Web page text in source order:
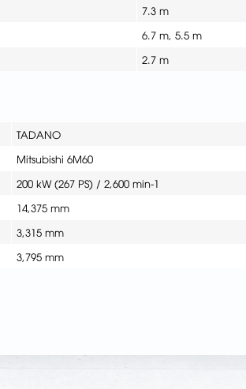
7.3 m
6.7 m, 5.5 m
2.7 m
TADANO
Mitsubishi 6M60
200 kW (267 PS) / 2,600 min-1
14,375 mm
3,315 mm
3,795 mm